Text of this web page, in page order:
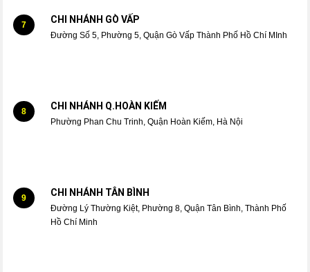
7 CHI NHÁNH GÒ VẤP
Đường Số 5, Phường 5, Quận Gò Vấp Thành Phố Hồ Chí MInh
8 CHI NHÁNH Q.HOÀN KIẾM
Phường Phan Chu Trinh, Quận Hoàn Kiếm, Hà Nội
9 CHI NHÁNH TÂN BÌNH
Đường Lý Thường Kiệt, Phường 8, Quận Tân Bình, Thành Phố
Hồ Chí Minh